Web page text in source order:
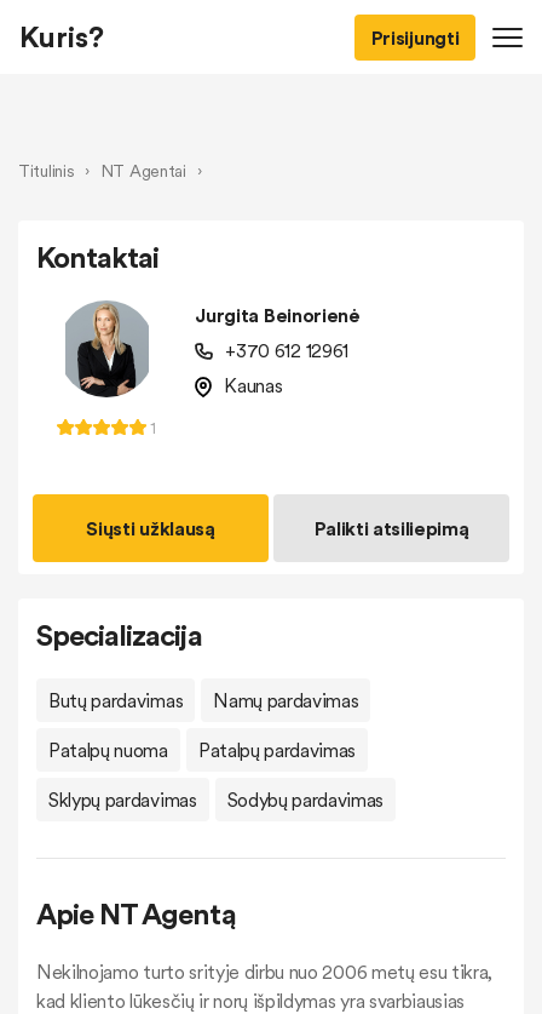
Kuris? Prisijungti
Titulinis › NT Agentai ›
Kontaktai
1
Jurgita Beinorienė
+370 612 12961
Kaunas
Siųsti užklausą Palikti atsiliepimą
Specializacija
Butų pardavimas Namų pardavimas
Patalpų nuoma Patalpų pardavimas
Sklypų pardavimas Sodybų pardavimas
Apie NT Agentą
Nekilnojamo turto srityje dirbu nuo 2006 metų esu tikra,
kad kliento lūkesčių ir norų išpildymas yra svarbiausias